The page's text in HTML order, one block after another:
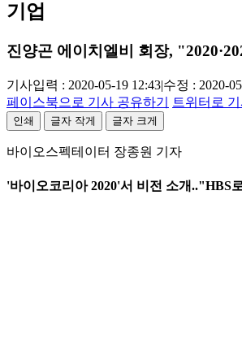
기업
진양곤 에이치엘비 회장,
기사입력 : 2020-05-19 12:43|수정 : 2020-
페이스북으로 기사 공유하기
트위터로
인쇄 글자 작게 글자 크게
바이오스펙테이터 장종원 기자
'바이오코리아 2020'서 비전 소개.."HBS